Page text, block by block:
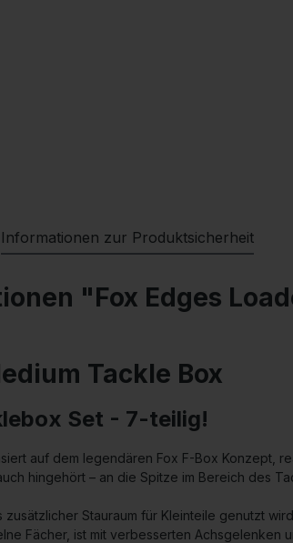
Informationen zur Produktsicherheit
"Fox Edges
Tackle Box
Set - 7-teilig!
auf dem legendären Fox F-Box Konzept,
hingehört – an die Spitze im Bereich des
zusätzlicher Stauraum für Kleinteile genutzt
Fächer, ist mit verbesserten Achsgelenken